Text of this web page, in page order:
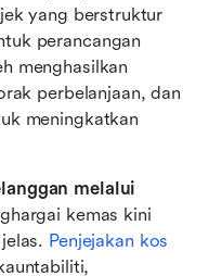
yang berstruktur
perancangan
menghasilkan
perbelanjaan, dan
meningkatkan
melalui
kemas kini
Penjejakan kos